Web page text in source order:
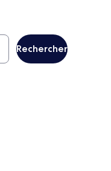
Rechercher